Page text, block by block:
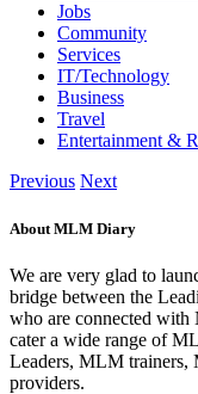
Jobs
Community
Services
IT/Technology
Business
Travel
Entertainment &
Previous Next
About MLM Diary
We are very glad to
bridge between the
who are connected
cater a wide range of
Leaders, MLM trainers,
providers.